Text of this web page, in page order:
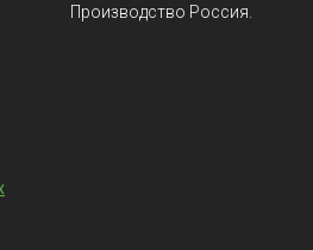
Производство Россия.